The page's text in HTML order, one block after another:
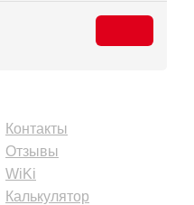
Контакты
Отзывы
WiKi
Калькулятор